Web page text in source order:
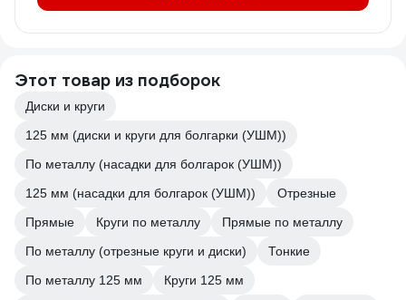
Этот товар из подборок
Диски и круги
125 мм (диски и круги для болгарки (УШМ))
По металлу (насадки для болгарок (УШМ))
125 мм (насадки для болгарок (УШМ))
Отрезные
Прямые
Круги по металлу
Прямые по металлу
По металлу (отрезные круги и диски)
Тонкие
По металлу 125 мм
Круги 125 мм